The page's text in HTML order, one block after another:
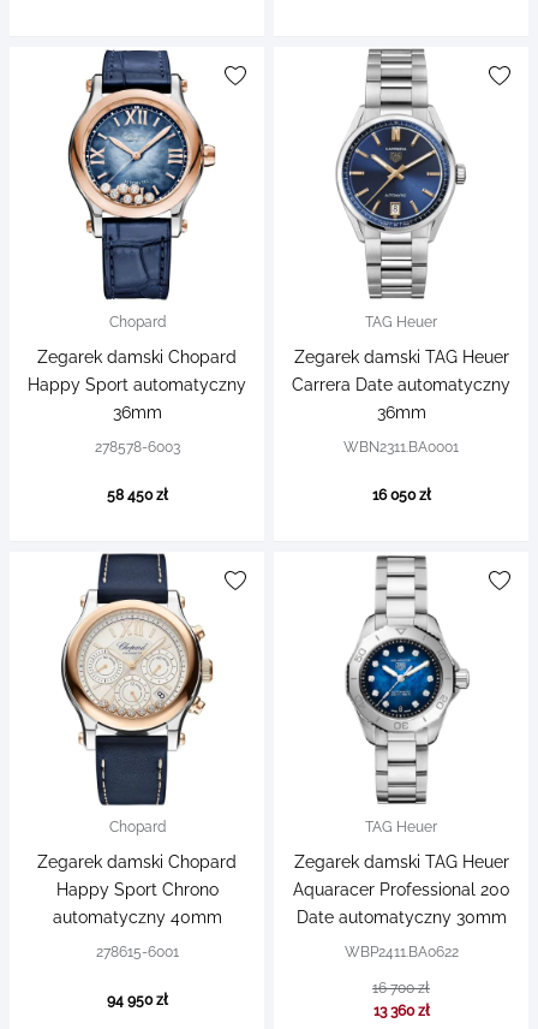
Chopard
Zegarek damski Chopard
Happy Sport automatyczny
36mm
278578-6003
58 450 zł
TAG Heuer
Zegarek damski TAG Heuer
Carrera Date automatyczny
36mm
WBN2311.BA0001
16 050 zł
Chopard
Zegarek damski Chopard
Happy Sport Chrono
automatyczny 40mm
278615-6001
94 950 zł
TAG Heuer
Zegarek damski TAG Heuer
Aquaracer Professional 200
Date automatyczny 30mm
WBP2411.BA0622
16 700 zł
13 360 zł